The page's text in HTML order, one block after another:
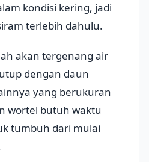
kondisi kering, jadi
terlebih dahulu.
akan tergenang air
dengan daun
yang berukuran
wortel butuh waktu
tumbuh dari mulai